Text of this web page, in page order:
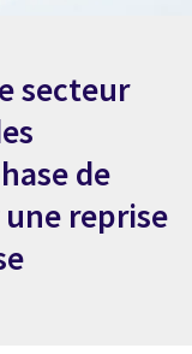
secteur
de
reprise